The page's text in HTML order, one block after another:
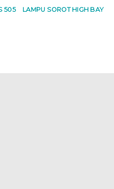
505 LAMPU SOROT HIGH BAY